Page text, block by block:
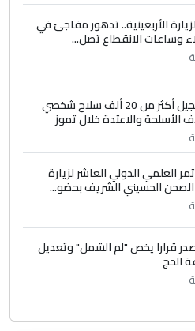
الأربعينية.. تدهور مفاجئ في
وساعات الانقطاع تصل...
الداخلية: تسجيل أكثر من 20 ألف سلاح شخصي
الأسلحة والاعتدة خلال تموز
العلمي الدولي العاشر لزيارة
الصحن الحسيني الشريف بحضو...
قرارا يخص "لم الشمل" وتعديل
الحج